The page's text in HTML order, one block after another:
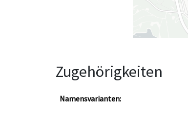
Zugehörigkeiten
Namensvarianten: